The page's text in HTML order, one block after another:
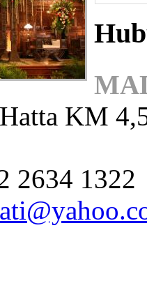
KM
2634 1322